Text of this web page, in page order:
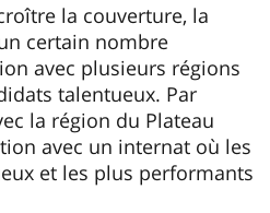
la couverture, la
certain nombre
avec plusieurs régions
talentueux. Par
la région du Plateau
avec un internat où les
et les plus performants